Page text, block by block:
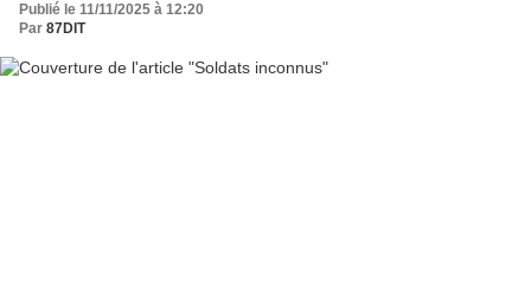
Publié le 11/11/2025 à 12:20
Par 87DIT